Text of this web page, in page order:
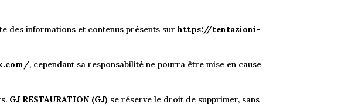
des informations et contenus présents surhttps://tentazioni-
, cependant sa responsabilité ne pourra être mise en cause
GJ RESTAURATION (GJ) se réserve le droit de supprimer, sans